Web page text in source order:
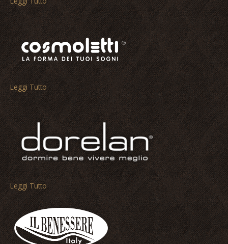
Leggi Tutto
Leggi Tutto